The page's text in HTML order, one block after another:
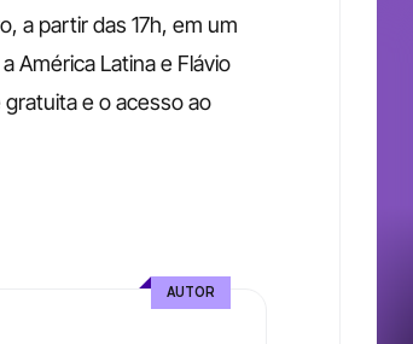
a partir das 17h, em um
América Latina e Flávio
e o acesso ao
AUTOR